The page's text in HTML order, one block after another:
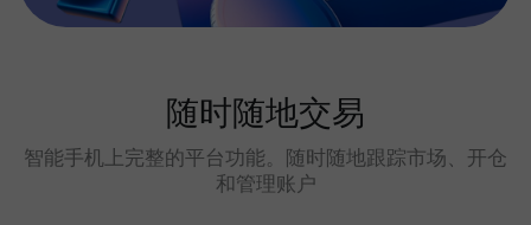
随时随地交易
智能手机上完整的平台功能。随时随地跟踪市场、开仓
和管理账户